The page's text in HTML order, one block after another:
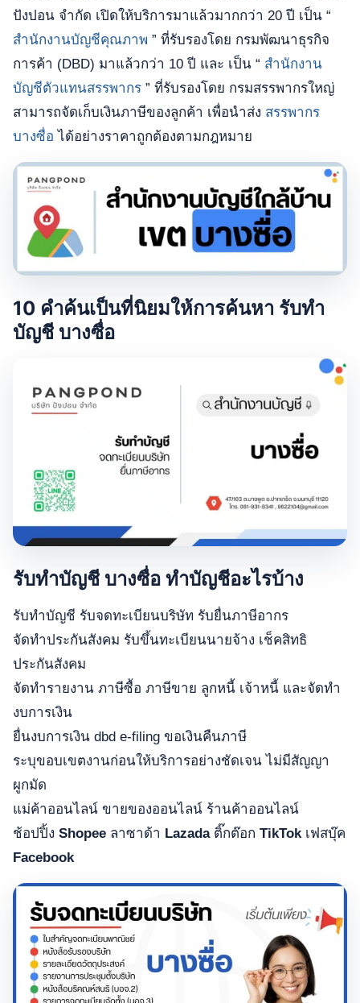
ปังปอน จำกัด เปิดให้บริการมาแล้วมากกว่า 20 ปี เป็น “
สำนักงานบัญชีคุณภาพ ” ที่รับรองโดย กรมพัฒนาธุรกิจ
การค้า (DBD) มาแล้วกว่า 10 ปี และ เป็น “ สำนักงาน
บัญชีตัวแทนสรรพากร ” ที่รับรองโดย กรมสรรพากรใหญ่
สามารถจัดเก็บเงินภาษีของลูกค้า เพื่อนำส่ง สรรพากร
บางซื่อ ได้อย่างราคาถูกต้องตามกฎหมาย
10 คำค้นเป็นที่นิยมให้การค้นหา รับทำ
บัญชี บางซื่อ
รับทำบัญชี บางซื่อ ทำบัญชีอะไรบ้าง
รับทำบัญชี รับจดทะเบียนบริษัท รับยื่นภาษีอากร
จัดทำประกันสังคม รับขึ้นทะเบียนนายจ้าง เช็คสิทธิ
ประกันสังคม
จัดทำรายงาน ภาษีซื้อ ภาษีขาย ลูกหนี้ เจ้าหนี้ และจัดทำ
งบการเงิน
ยื่นงบการเงิน dbd e-filing ขอเงินคืนภาษี
ระบุขอบเขตงานก่อนให้บริการอย่างชัดเจน ไม่มีสัญญา
ผูกมัด
แม่ค้าออนไลน์ ขายของออนไลน์ ร้านค้าออนไลน์
ช้อปปิ้ง Shopee ลาซาด้า Lazadaติ๊กต๊อก TikTokเฟสบุ๊ค
Facebook